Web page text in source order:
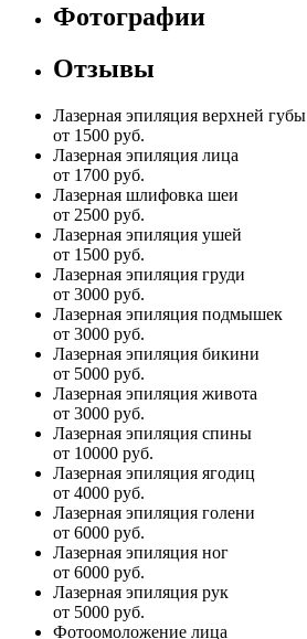
Фотографии
Отзывы
Лазерная эпиляция верхней губы
от 1500 руб.
Лазерная эпиляция лица
от 1700 руб.
Лазерная шлифовка шеи
от 2500 руб.
Лазерная эпиляция ушей
от 1500 руб.
Лазерная эпиляция груди
от 3000 руб.
Лазерная эпиляция подмышек
от 3000 руб.
Лазерная эпиляция бикини
от 5000 руб.
Лазерная эпиляция живота
от 3000 руб.
Лазерная эпиляция спины
от 10000 руб.
Лазерная эпиляция ягодиц
от 4000 руб.
Лазерная эпиляция голени
от 6000 руб.
Лазерная эпиляция ног
от 6000 руб.
Лазерная эпиляция рук
от 5000 руб.
Фотоомоложение лица